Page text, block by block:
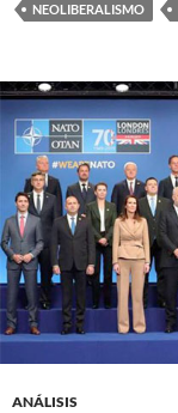
NEOLIBERALISMO
ANÁLISIS